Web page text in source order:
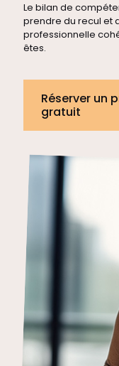
Le bilan de
prendre du recul et
professionnelle
êtes.
Réserver un
gratuit